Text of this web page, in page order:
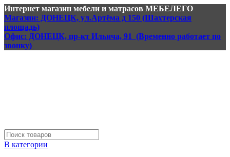
Интернет магазин мебели и матрасов МЕБЕЛЕГО
Магазин: ДОНЕЦК, ул.Артёма д 150 (Шахтерская
площадь)
Офис: ДОНЕЦК, пр-кт Ильича, 91 (Временно работает по
звонку)
В категории